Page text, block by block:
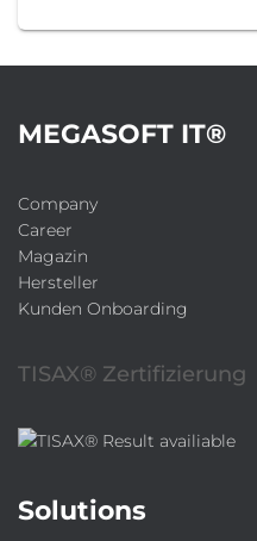
MEGASOFT IT®
Company
Career
Magazin
Hersteller
Kunden Onboarding
TISAX® Zertifizierung
Solutions